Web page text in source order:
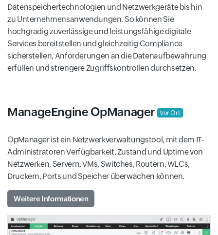
Datenspeichertechnologien und Netzwerkgeräte bis hin
zu Unternehmensanwendungen. So können Sie
hochgradig zuverlässige und leistungsfähige digitale
Services bereitstellen und gleichzeitig Compliance
sicherstellen, Anforderungen an die Datenaufbewahrung
erfüllen und strengere Zugriffskontrollen durchsetzen.
ManageEngine OpManager Vor Ort
OpManager ist ein Netzwerkverwaltungstool, mit dem IT-
Administratoren Verfügbarkeit, Zustand und Uptime von
Netzwerken, Servern, VMs, Switches, Routern, WLCs,
Druckern, Ports und Speicher überwachen können.
Weitere Informationen